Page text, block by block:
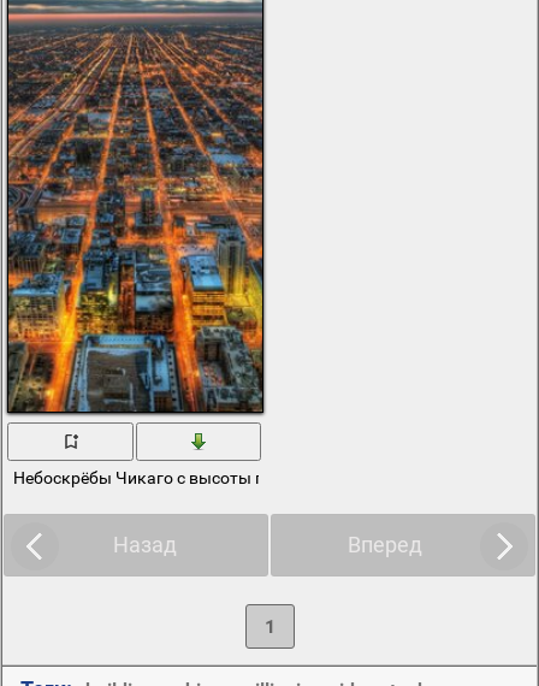
Небоскрёбы Чикаго с высоты птичьего полёта
Назад Вперед
1